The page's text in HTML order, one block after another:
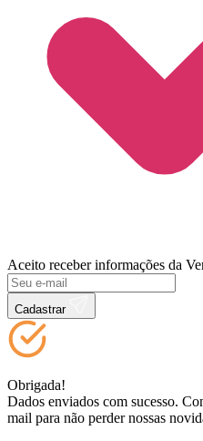
Aceito receber informações da
Cadastrar
Obrigada!
Dados enviados com sucesso.
mail para não perder nossas